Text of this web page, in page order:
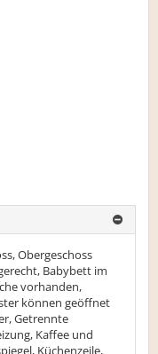
Obergeschoss
Babybett im
vorhanden,
können geöffnet
Getrennte
Kaffee und
Küchenzeile,